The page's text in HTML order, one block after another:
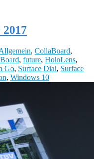
, CollaBoard,
, future, HoloLens,
Go, Surface Dial, Surface
, Windows 10